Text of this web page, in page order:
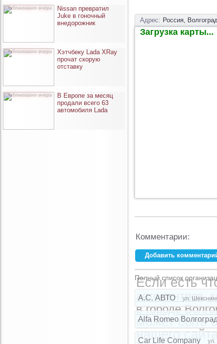
опубликовано вчера
Nissan превратил
Juke в гоночный
внедорожник
опубликовано вчера
Хэтчбеку Lada XRay
прочат скорую
отставку
опубликовано вчера
В Европе за месяц
продали всего 63
автомобиля Lada
Адрес: Россия,
Загрузка карты...
Комментарии:
Ваше имя:
E-mail:
Комментарий:
Добавить
Полный список
A.C. АВТО ул.
Alfa Romeo
Car Life Company ул.
Если есть
автоцентров,
в городе
может быть
нашего